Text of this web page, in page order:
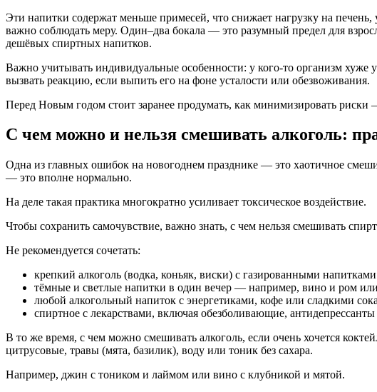
Эти напитки содержат меньше примесей, что снижает нагрузку на
важно соблюдать меру. Один–два бокала — это разумный предел для
дешёвых спиртных напитков.
Важно учитывать индивидуальные особенности: у кого-то организм хуже
вызвать реакцию, если выпить его на фоне усталости или обезвоживания.
Перед Новым годом стоит заранее продумать, как минимизировать
С чем можно и нельзя смешивать алкоголь:
Одна из главных ошибок на новогоднем празднике — это хаотичное
— это вполне нормально.
На деле такая практика многократно усиливает токсическое воздействие.
Чтобы сохранить самочувствие, важно знать, с чем нельзя смешивать
Не рекомендуется сочетать:
крепкий алкоголь (водка, коньяк, виски) с газированными
тёмные и светлые напитки в один вечер — например, вино и ром
любой алкогольный напиток с энергетиками, кофе или сладкими
спиртное с лекарствами, включая обезболивающие,
В то же время, с чем можно смешивать алкоголь, если очень хочется
цитрусовые, травы (мята, базилик), воду или тоник без сахара.
Например, джин с тоником и лаймом или вино с клубникой и мятой.